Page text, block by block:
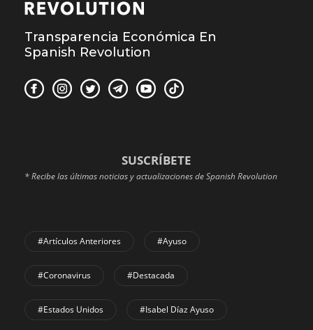
Transparencia Económica En
Spanish Revolution
SUSCRÍBETE
* Recibe las últimas noticias y actualizaciones de Spanish Revolution
#Artículos Anteriores #Ayuso
#coronavirus #Destacada
#Estados Unidos #Isabel Díaz Ayuso